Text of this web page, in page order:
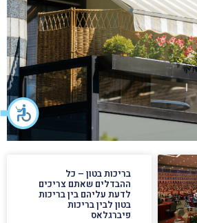
בריכות בטון – כל
ההבדלים שאתם צריכים
לדעת עליהם בין בריכות
בטון לבין בריכות
פיברגלאס